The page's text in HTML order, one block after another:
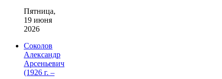
Пятница,
19 июня
2026
Соколов
Александр
Арсеньевич
(1926 г. –